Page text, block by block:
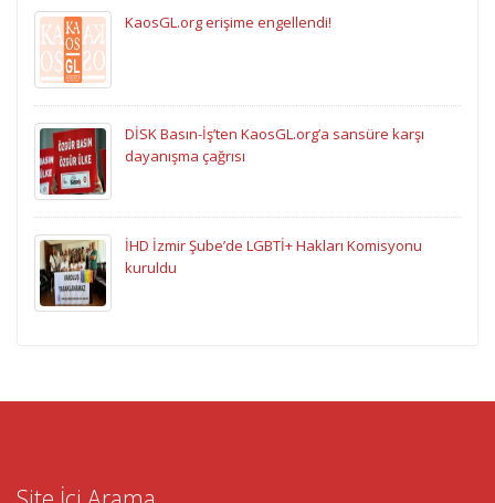
KaosGL.org erişime engellendi!
DİSK Basın-İş’ten KaosGL.org’a sansüre karşı
dayanışma çağrısı
İHD İzmir Şube’de LGBTİ+ Hakları Komisyonu
kuruldu